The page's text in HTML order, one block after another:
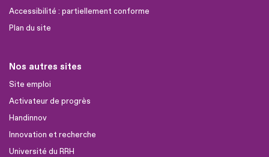
Accessibilité : partiellement conforme
Plan du site
Nos autres sites
Site emploi
Activateur de progrès
Handinnov
Innovation et recherche
Université du RRH